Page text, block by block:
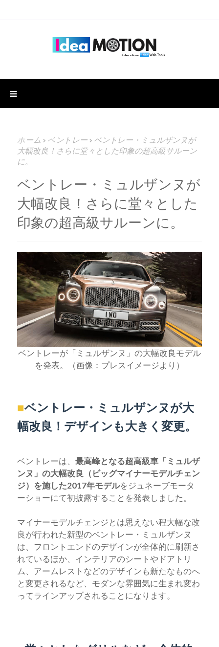
ホーム ベントレー
ベントレー・ミュルザンヌが
大幅改良！さらに堂々とした印象の超高級サルーン
に。
ベントレー・ミュルザンヌが
大幅改良！さらに堂々とした
印象の超高級サルーンに。
ベントレーが「ミュルザンヌ」の大幅改良モデル
を発表。（画像：プレスイメージより）
■ベントレー・ミュルザンヌが大
幅改良！デザインも大きく変更。
ベントレーは、 最高峰となる超高級車「ミュルザ
ンヌ」の大幅改良（ビッグマイナーモデルチェン
ジ）を施した2017年モデルをジュネーブモータ
ーショーにて初披露することを発表しました。
マイナーモデルチェンジとは思えない程大幅な改
良が行われた新型のベントレー・ミュルザンヌ
は、フロントエンドのデザインが全体的に刷新さ
れているほか、インテリアのシートやドアトリ
ム、アームレストなどのデザインも新たなものへ
と変更されるなど、モダンな雰囲気に生まれ変わ
ってラインアップされることになります。